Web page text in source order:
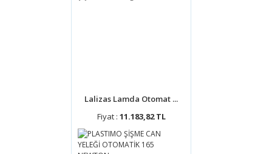
Lalizas Lamda Otomat ...
Fiyat : 11.183,82 TL